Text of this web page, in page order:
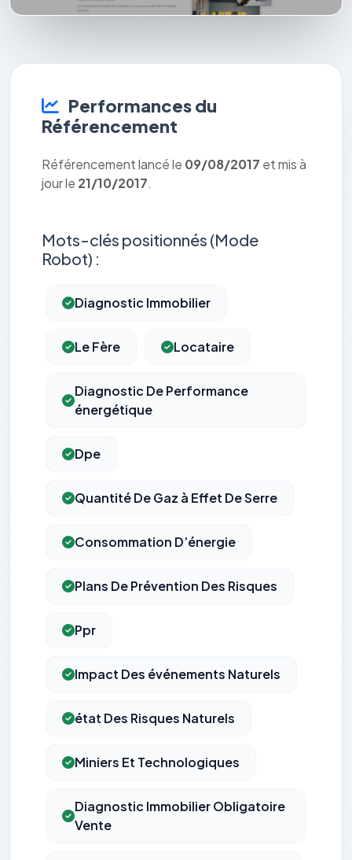
Performances du
Référencement
Référencement lancé le 09/08/2017 et mis à
jour le 21/10/2017.
Mots-clés positionnés (Mode
Robot) :
Diagnostic Immobilier
Le Fère Locataire
Diagnostic De Performance
énergétique
Dpe
Quantité De Gaz à Effet De Serre
Consommation D’énergie
Plans De Prévention Des Risques
Ppr
Impact Des événements Naturels
état Des Risques Naturels
Miniers Et Technologiques
Diagnostic Immobilier Obligatoire
Vente